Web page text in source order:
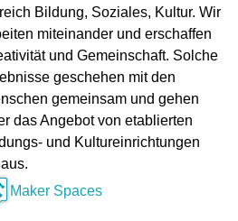
Bildung, Soziales, Kultur. Wir
miteinander und erschaffen
und Gemeinschaft. Solche
geschehen mit den
gemeinsam und gehen
das Angebot von etablierten
und Kultureinrichtungen
Maker Spaces